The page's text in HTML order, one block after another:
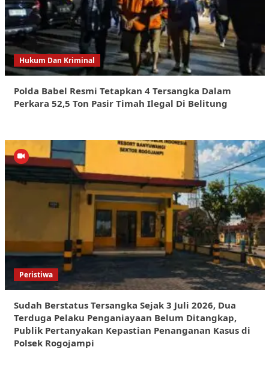
Hukum Dan Kriminal
Polda Babel Resmi Tetapkan 4 Tersangka Dalam
Perkara 52,5 Ton Pasir Timah Ilegal Di Belitung
Peristiwa
Sudah Berstatus Tersangka Sejak 3 Juli 2026, Dua
Terduga Pelaku Penganiayaan Belum Ditangkap,
Publik Pertanyakan Kepastian Penanganan Kasus di
Polsek Rogojampi